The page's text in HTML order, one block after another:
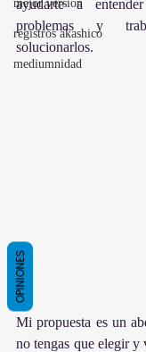
mejor versión
registros akashico
mediumnidad
ayudarte a
problemas y
solucionarlos.
Mi propuesta es un
no tengas que elegir y
OPINIONES